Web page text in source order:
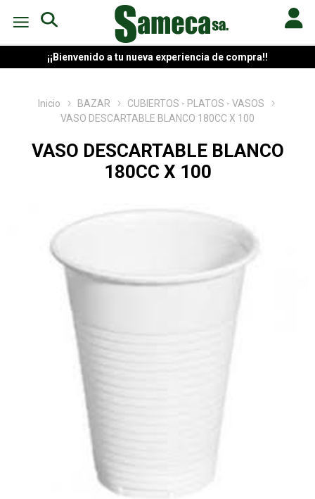
¡¡Bienvenido a tu nueva experiencia de compra!!
Inicio BAZAR
CUBIERTOS - PLATOS - VASOS
VASO DESCARTABLE BLANCO 180CC X 100
VASO DESCARTABLE BLANCO
180CC X 100